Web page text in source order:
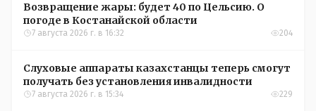
Возвращение жары: будет 40 по Цельсию. О
погоде в Костанайской области
7 августа 2026 г. в 16:32 204
Слуховые аппараты казахстанцы теперь смогут
получать без установления инвалидности
7 августа 2026 г. в 15:34 229